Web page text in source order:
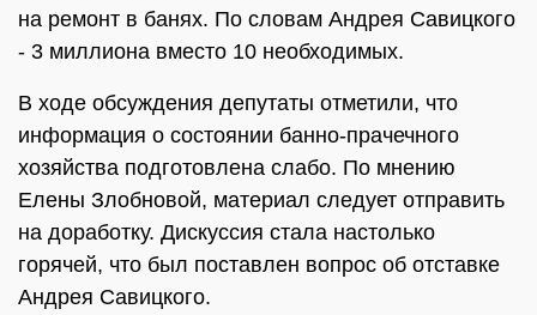
на ремонт в банях. По словам Андрея Савицкого
- 3 миллиона вместо 10 необходимых.
В ходе обсуждения депутаты отметили, что
информация о состоянии банно-прачечного
хозяйства подготовлена слабо. По мнению
Елены Злобновой, материал следует отправить
на доработку. Дискуссия стала настолько
горячей, что был поставлен вопрос об отставке
Андрея Савицкого.